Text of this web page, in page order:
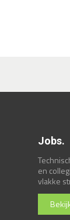
Jobs.
en
vlakke